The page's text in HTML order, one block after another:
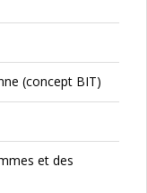
(concept BIT)
et des